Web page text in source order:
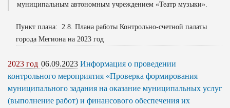
муниципальным автономным учреждением «Театр музыки».
Пункт плана: 2.8. Плана работы Контрольно-счетной палаты
города Мегиона на 2023 год
2023 год 06.09.2023 Информация о проведении
контрольного мероприятия «Проверка формирования
муниципального задания на оказание муниципальных услуг
(выполнение работ) и финансового обеспечения их